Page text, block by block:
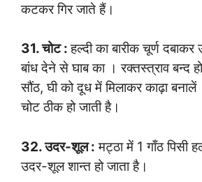
कटकर गिर जाते हैं।
31. चोट :हल्दी का बारीक चूर्ण
बांध देने से घाब का । रक्तस्त्राव बन्द
सौंठ, घी को दूध में मिलाकर काढ़ा
चोट ठीक हो जाती है।
32. उदर-शूल : मट्ठा में 1 गाँठ पिसी
उदर-शूल शान्त हो जाता है।